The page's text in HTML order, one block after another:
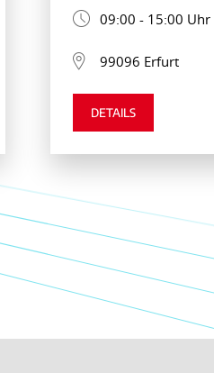
09:00 - 15:00 Uhr
99096 Erfurt
DETAILS